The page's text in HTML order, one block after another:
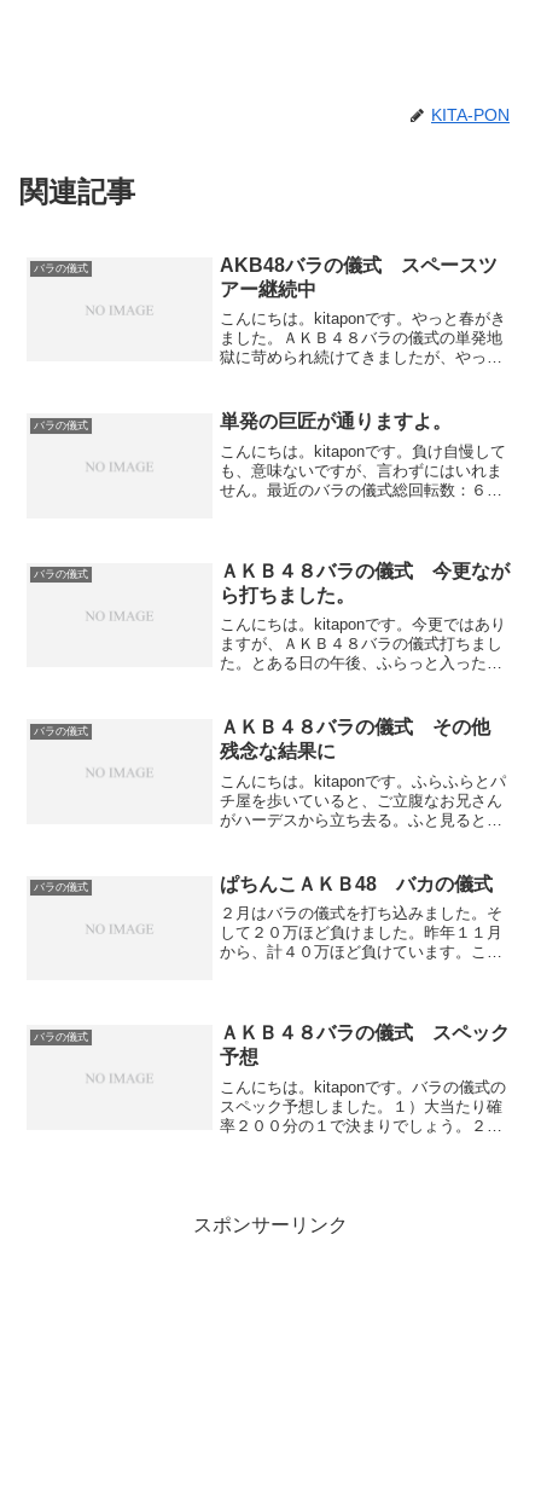
KITA-PON
関連記事
バラの儀式
AKB48バラの儀式 スペースツ
アー継続中
こんにちは。kitaponです。やっと春がき
ました。ＡＫＢ４８バラの儀式の単発地
獄に苛められ続けてきましたが、やっと
に食いつないで行くうちに、ミュージッ
クラッシュ。そし...
バラの儀式 単発の巨匠が通りますよ。
こんにちは。kitaponです。負け自慢して
も、意味ないですが、言わずにはいれま
せん。最近のバラの儀式総回転数：６，
ナス：２回単発率...
バラの儀式
ＡＫＢ４８バラの儀式 今更なが
ら打ちました。
こんにちは。kitaponです。今更ではあり
ますが、ＡＫＢ４８バラの儀式打ちまし
た。とある日の午後、ふらっと入ったパ
んが、１８回転から２２回転くらい（３
円交換）１００回...
バラの儀式
ＡＫＢ４８バラの儀式 その他
残念な結果に
こんにちは。kitaponです。ふらふらとパ
チ屋を歩いていると、ご立腹なお兄さん
がハーデスから立ち去る。ふと見ると９
た。まだ温かい椅子で打ち始め、順調に
はまって、１３５０...
バラの儀式 ぱちんこＡＫＢ48 バカの儀式
２月はバラの儀式を打ち込みました。そ
して２０万ほど負けました。昨年１１月
から、計４０万ほど負けています。ここ
ないんだもの。と言いながら...
バラの儀式
ＡＫＢ４８バラの儀式 スペック
予想
こんにちは。kitaponです。バラの儀式の
スペック予想しました。１）大当たり確
率２００分の１で決まりでしょう。２）
スポンサーリンク